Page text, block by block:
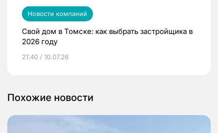
Новости компаний
Свой дом в Томске: как выбрать застройщика в
2026 году
21:40 / 10.07.26
Похожие новости